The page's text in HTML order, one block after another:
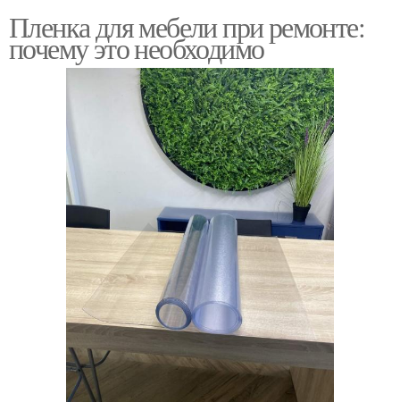
Пленка для мебели при ремонте:
почему это необходимо